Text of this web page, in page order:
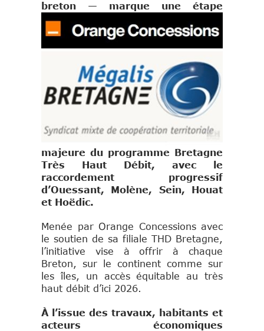
breton — marque une étape
majeure du programme Bretagne
Très Haut Débit, avec le
raccordement progressif
d’Ouessant, Molène, Sein, Houat
et Hoëdic.
Menée par Orange Concessions avec
le soutien de sa filiale THD Bretagne,
l’initiative vise à offrir à chaque
Breton, sur le continent comme sur
les îles, un accès équitable au très
haut débit d’ici 2026.
À l’issue des travaux, habitants et
acteurs économiques